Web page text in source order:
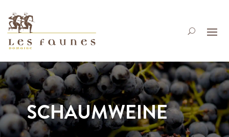
SCHAUMWEINE